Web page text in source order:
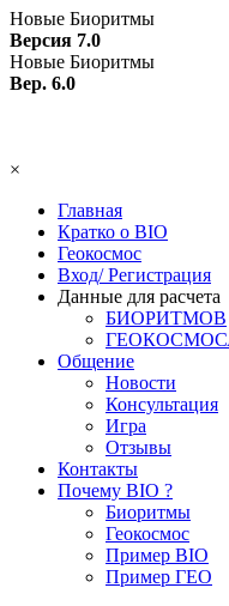
Новые Биоритмы
Версия 7.0
Новые Биоритмы
Вер. 6.0
×
Главная
Кратко о BIO
Геокосмос
Вход/ Регистрация
Данные для расчета
БИОРИТМОВ
Общение
Новости
Консультация
Игра
Отзывы
Контакты
Почему BIO ?
Биоритмы
Геокосмос
Пример BIO
Пример ГЕО